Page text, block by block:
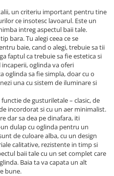
un criteriu important pentru tine
ce insotesc lavoarul. Este un
intreg aspectul baii tale.
bara. Tu alegi ceea ce se
baie, cand o alegi, trebuie sa tii
faptul ca trebuie sa fie estetica si
oglinda va oferi
oglinda sa fie simpla, doar cu o
una cu sistem de iluminare si
de gusturiletale – clasic, de
incordorat si cu un aer minimalist.
dar sa dea pe dinafara, iti
dulap cu oglinda pentru un
de culoare alba, cu un design
calitative, rezistente in timp si
baii tale cu un set complet care
Baia ta va capata un alt
bune.